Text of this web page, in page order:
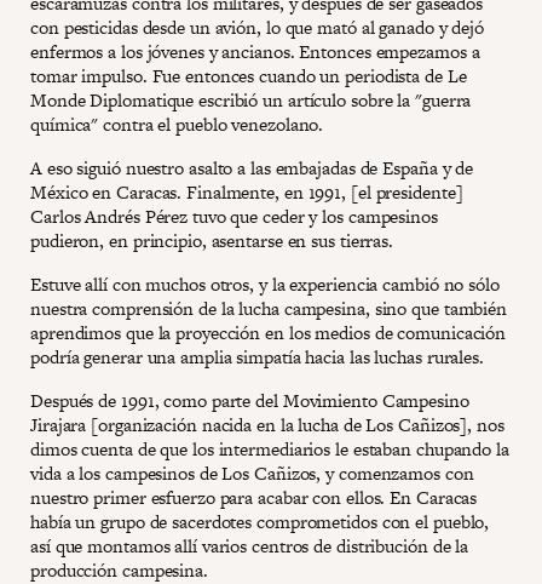
con pesticidas desde un avión, lo que mató al ganado y dejó
enfermos a los jóvenes y ancianos. Entonces empezamos a
tomar impulso. Fue entonces cuando un periodista de Le
Monde Diplomatique escribió un artículo sobre la "guerra
química" contra el pueblo venezolano.
A eso siguió nuestro asalto a las embajadas de España y de
México en Caracas. Finalmente, en 1991, [el presidente]
Carlos Andrés Pérez tuvo que ceder y los campesinos
pudieron, en principio, asentarse en sus tierras.
Estuve allí con muchos otros, y la experiencia cambió no sólo
nuestra comprensión de la lucha campesina, sino que también
aprendimos que la proyección en los medios de comunicación
podría generar una amplia simpatía hacia las luchas rurales.
Después de 1991, como parte del Movimiento Campesino
Jirajara [organización nacida en la lucha de Los Cañizos], nos
dimos cuenta de que los intermediarios le estaban chupando la
vida a los campesinos de Los Cañizos, y comenzamos con
nuestro primer esfuerzo para acabar con ellos. En Caracas
había un grupo de sacerdotes comprometidos con el pueblo,
así que montamos allí varios centros de distribución de la
producción campesina.